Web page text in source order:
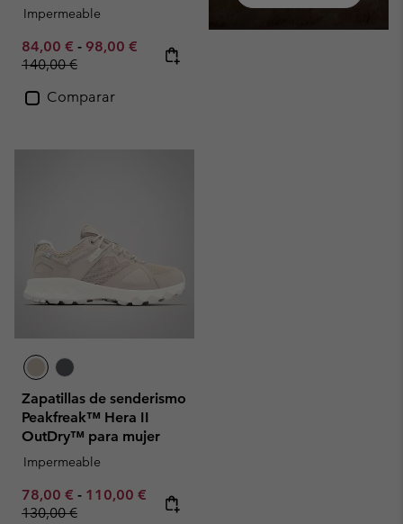
Impermeable
Minimum sale price:
84,00 € - Maximum sale price:
98,00 € Regular price:
140,00 €
Comparar
Zapatillas de senderismo
Peakfreak™ Hera II
OutDry™ para mujer
Impermeable
Minimum sale price:
78,00 € - Maximum sale price:
110,00 € Regular price:
130,00 €